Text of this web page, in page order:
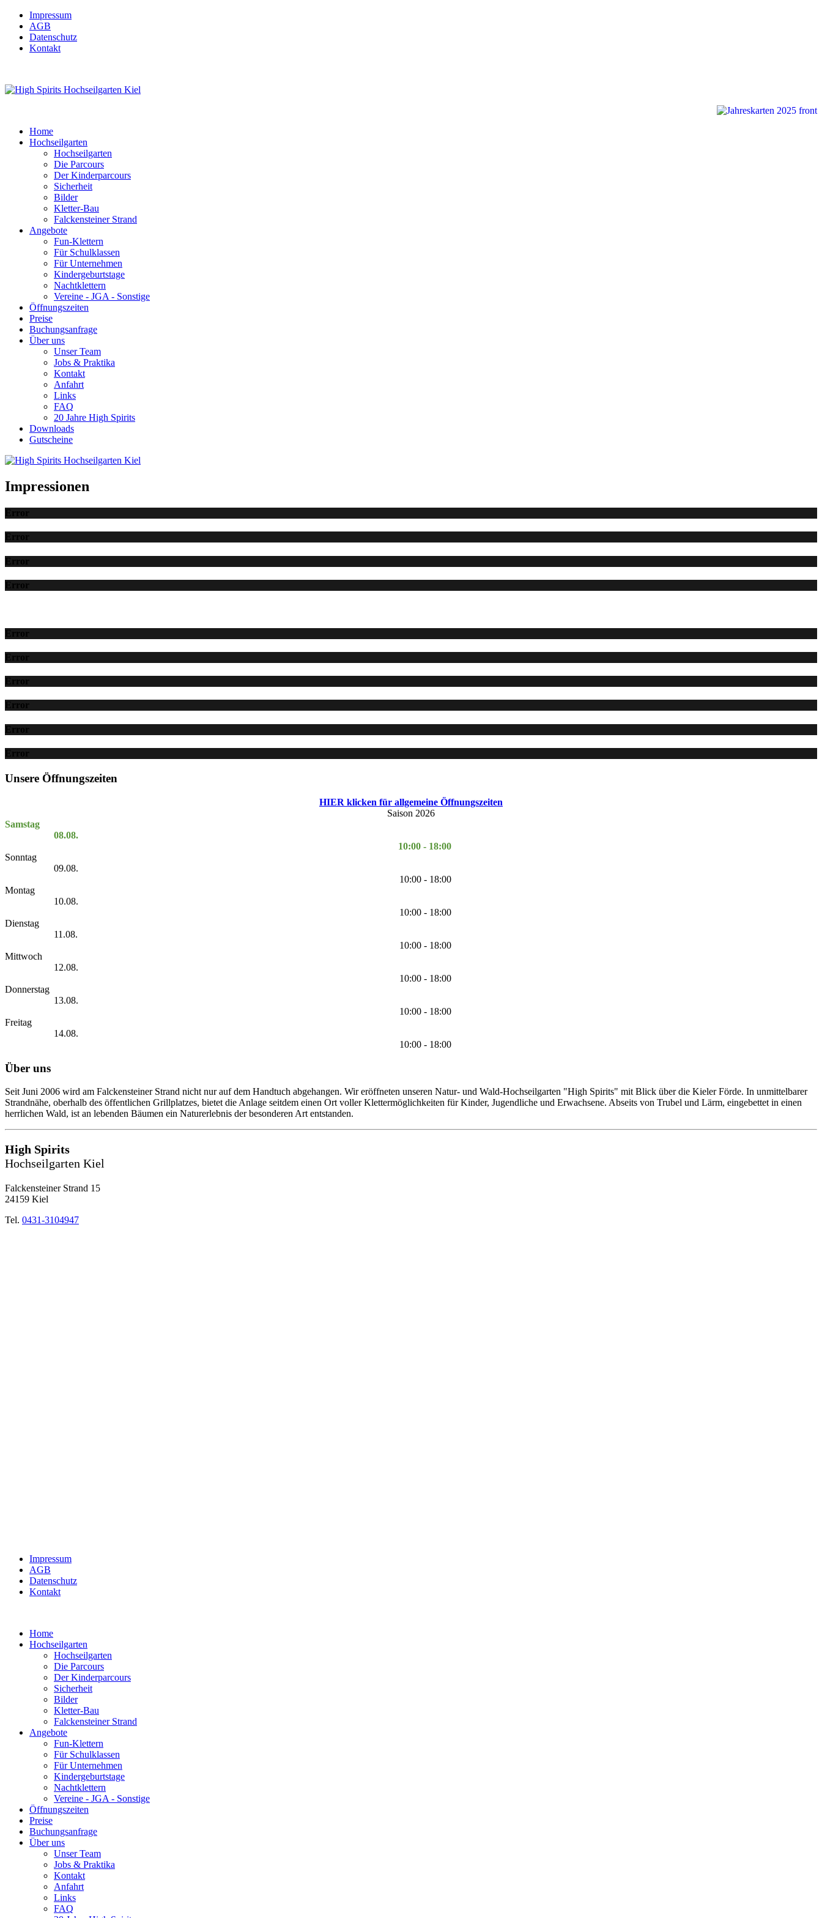
Impressum
AGB
Datenschutz
Kontakt
Home
Hochseilgarten
Hochseilgarten
Die Parcours
Der Kinderparcours
Sicherheit
Bilder
Kletter-Bau
Falckensteiner Strand
Angebote
Fun-Klettern
Für Schulklassen
Für Unternehmen
Kindergeburtstage
Nachtklettern
Vereine - JGA - Sonstige
Öffnungszeiten
Preise
Buchungsanfrage
Über uns
Unser Team
Jobs & Praktika
Kontakt
Anfahrt
Links
FAQ
20 Jahre High Spirits
Downloads
Gutscheine
Impressionen
Error
Error
Error
Error
Error
Error
Error
Error
Error
Error
Unsere Öffnungszeiten
HIER klicken für allgemeine Öffnungszeiten
Saison 2026
Samstag
08.08.
10:00 - 18:00
Sonntag
09.08.
10:00 - 18:00
Montag
10.08.
10:00 - 18:00
Dienstag
11.08.
10:00 - 18:00
Mittwoch
12.08.
10:00 - 18:00
Donnerstag
13.08.
10:00 - 18:00
Freitag
14.08.
10:00 - 18:00
Über uns
Seit Juni 2006 wird am Falckensteiner Strand nicht nur auf dem Handtuch abgehangen. Wir eröffneten unseren Natur- und Wald-Hochseilgarten "High Spirits" mit Blick über die Kieler Förde. In unmittelbarer
Strandnähe, oberhalb des öffentlichen Grillplatzes, bietet die Anlage seitdem einen Ort voller Klettermöglichkeiten für Kinder, Jugendliche und Erwachsene. Abseits von Trubel und Lärm, eingebettet in einen
herrlichen Wald, ist an lebenden Bäumen ein Naturerlebnis der besonderen Art entstanden.
High Spirits
Hochseilgarten Kiel
Falckensteiner Strand 15
24159 Kiel
Tel. 0431-3104947
Impressum
AGB
Datenschutz
Kontakt
Home
Hochseilgarten
Hochseilgarten
Die Parcours
Der Kinderparcours
Sicherheit
Bilder
Kletter-Bau
Falckensteiner Strand
Angebote
Fun-Klettern
Für Schulklassen
Für Unternehmen
Kindergeburtstage
Nachtklettern
Vereine - JGA - Sonstige
Öffnungszeiten
Preise
Buchungsanfrage
Über uns
Unser Team
Jobs & Praktika
Kontakt
Anfahrt
Links
FAQ